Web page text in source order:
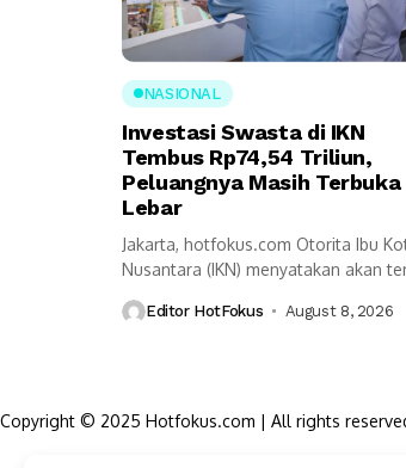
NASIONAL
Investasi Swasta di IKN
Tembus Rp74,54 Triliun,
Peluangnya Masih Terbuka
Lebar
Jakarta, hotfokus.com Otorita Ibu
Nusantara (IKN) menyatakan akan
Editor HotFokus August 8, 2026
Copyright © 2025 Hotfokus.com | All rights